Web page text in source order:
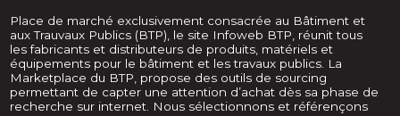
Place de marché exclusivement consacrée au Bâtiment et
aux Trauvaux Publics (BTP), le site Infoweb BTP, réunit tous
les fabricants et distributeurs de produits, matériels et
équipements pour le bâtiment et les travaux publics. La
Marketplace du BTP, propose des outils de sourcing
permettant de capter une attention d’achat dès sa phase de
recherche sur internet. Nous sélectionnons et référençons